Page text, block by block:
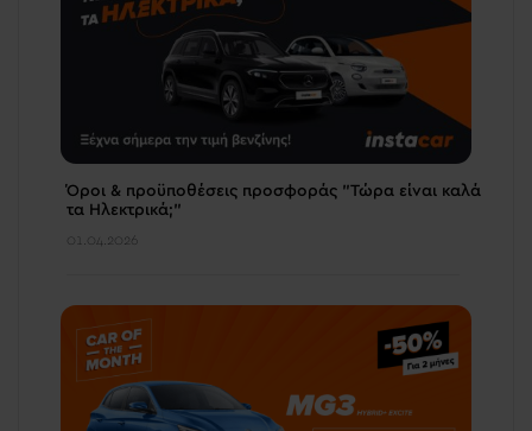
Όροι & προϋποθέσεις προσφοράς "Τώρα είναι καλά
τα Ηλεκτρικά;"
01.04.2026